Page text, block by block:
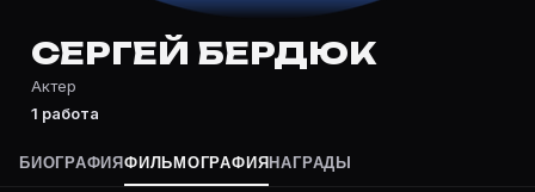
На Movie Planner: https://movie-planner.ru/s/
СЕРГЕЙ БЕРДЮК
Актер
1 работа
БИОГРАФИЯФИЛЬМОГРАФИЯ НАГРАДЫ